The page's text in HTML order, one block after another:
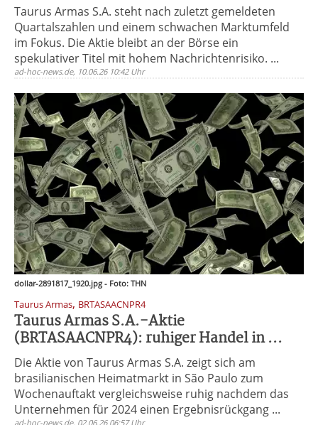
Taurus Armas S.A. steht nach zuletzt gemeldeten
Quartalszahlen und einem schwachen Marktumfeld
im Fokus. Die Aktie bleibt an der Börse ein
spekulativer Titel mit hohem Nachrichtenrisiko. ...
ad-hoc-news.de, 10.06.26 10:42 Uhr
dollar-2891817_1920.jpg - Foto: THN
Taurus Armas, BRTASAACNPR4
Taurus Armas S.A.-Aktie
(BRTASAACNPR4): ruhiger Handel in ...
Die Aktie von Taurus Armas S.A. zeigt sich am
brasilianischen Heimatmarkt in São Paulo zum
Wochenauftakt vergleichsweise ruhig nachdem das
Unternehmen für 2024 einen Ergebnisrückgang ...
ad-hoc-news.de, 02.06.26 06:57 Uhr